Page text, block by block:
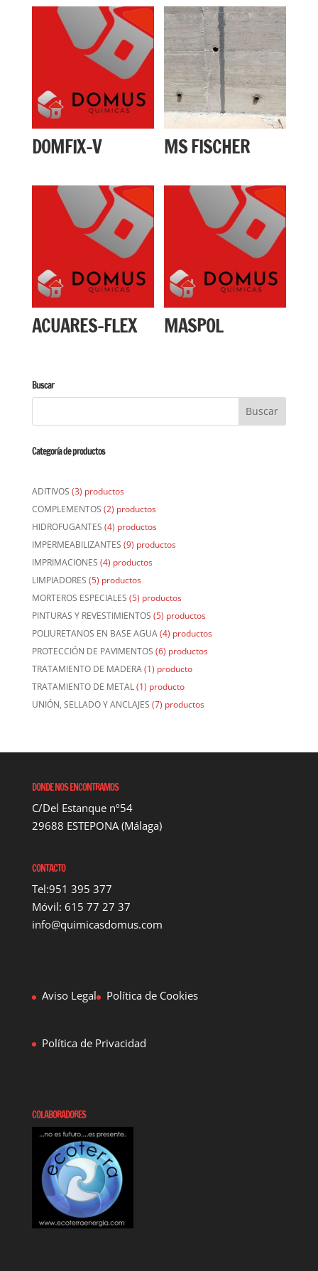
DOMFIX-V MS FISCHER
ACUARES-FLEX MASPOL
Buscar
Categoría de productos
ADITIVOS (3) productos
COMPLEMENTOS (2) productos
HIDROFUGANTES (4) productos
IMPERMEABILIZANTES (9) productos
IMPRIMACIONES (4) productos
LIMPIADORES (5) productos
MORTEROS ESPECIALES (5) productos
PINTURAS Y REVESTIMIENTOS (5) productos
POLIURETANOS EN BASE AGUA(4) productos
PROTECCIÓN DE PAVIMENTOS (6) productos
TRATAMIENTO DE MADERA(1) producto
TRATAMIENTO DE METAL(1) producto
UNIÓN, SELLADO Y ANCLAJES (7) productos
DONDE NOS ENCONTRAMOS
C/Del Estanque nº54
29688 ESTEPONA (Málaga)
CONTACTO
Tel:951 395 377
Móvil: 615 77 27 37
info@quimicasdomus.com
Aviso Legal Política de Cookies
Política de Privacidad
COLABORADORES